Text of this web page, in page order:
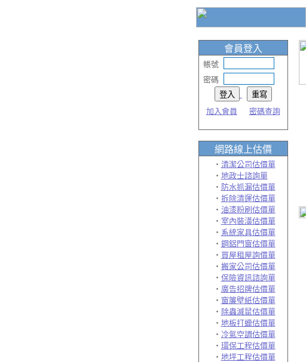
會員登入
帳號
密碼
加入會員 密碼查詢
網路線上估價
‧ 清潔公司估價單
‧ 地政士諮詢單
‧ 防水抓漏估價單
‧ 拆除清運估價單
‧ 油漆粉刷估價單
‧ 室內裝潢估價單
‧ 系統家具估價單
‧ 鋼鋁門窗估價單
‧ 買屋租屋詢價單
‧ 搬家公司估價單
‧ 保險資訊諮詢單
‧ 廣告招牌估價單
‧ 窗簾壁紙估價單
‧ 除蟲滅鼠估價單
‧ 地板打蠟估價單
‧ 冷氣空調估價單
‧ 環保工程估價單
‧ 地坪工程估價單